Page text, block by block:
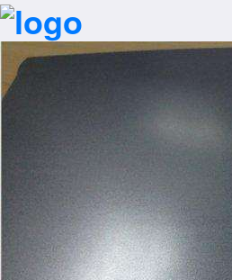
网站首页一键拨号产品中心